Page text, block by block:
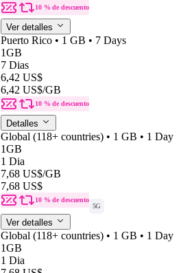
10 % de descuento
Ver detalles
Puerto Rico • 1 GB • 7 Days
1GB
7 Dias
6,42 US$
6,42 US$/GB
10 % de descuento
Detalles
Global (118+ countries) • 1 GB • 1 Day
1GB
1 Dia
7,68 US$/GB
7,68 US$
10 % de descuento
5G
Ver detalles
Global (118+ countries) • 1 GB • 1 Day
1GB
1 Dia